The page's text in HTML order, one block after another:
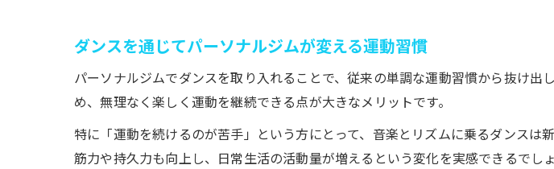
個別サポート受けると続
ダンスと歩くを比較したダイ
パーソナルジムで比較す
ダンスダイエットは歩く
パーソナルジムで学ぶダ
ダンスを通じてパーソナルジムが変える運動習慣
パーソナルジムでダンスを取り入れることで、従来の単調な運動習慣から抜け
め、無理なく楽しく運動を継続できる点が大きなメリットです。
特に「運動を続けるのが苦手」という方にとって、音楽とリズムに乗るダンス
筋力や持久力も向上し、日常生活の活動量が増えるという変化を実感できるでしょ